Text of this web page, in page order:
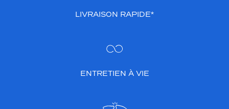
LIVRAISON RAPIDE*
ENTRETIEN À VIE